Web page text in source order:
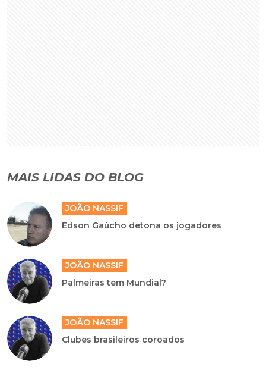
MAIS LIDAS DO BLOG
JOÃO NASSIF
Edson Gaúcho detona os jogadores
JOÃO NASSIF
Palmeiras tem Mundial?
JOÃO NASSIF
Clubes brasileiros coroados